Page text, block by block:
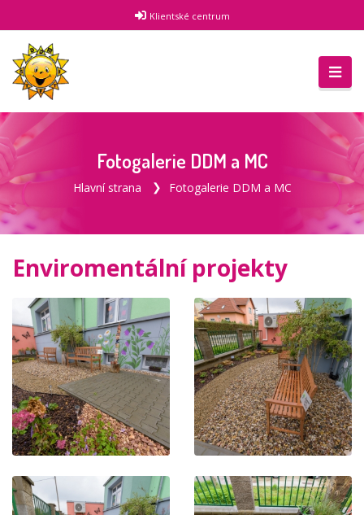
Klientské centrum
Fotogalerie DDM a MC
Hlavní strana Fotogalerie DDM a MC
Enviromentální projekty